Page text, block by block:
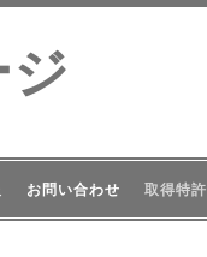
お問い合わせ 取得特許